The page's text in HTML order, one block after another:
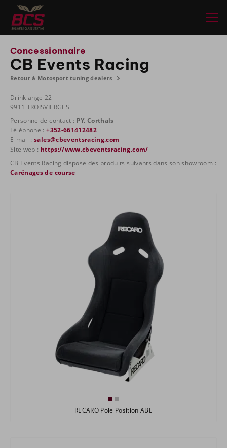
Concessionnaire
CB Events Racing
Retour à Motosport tuning dealers
Drinklange 22
9911 TROISVIERGES
Personne de contact : PY. Corthals
Téléphone :+352-661412482
E-mail : sales@cbeventsracing.com
Site web : https://www.cbeventsracing.com/
CB Events Racing dispose des produits suivants dans son showroom :
Carénages de course
RECARO Pole Position ABE